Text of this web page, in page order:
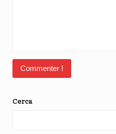
Cerca